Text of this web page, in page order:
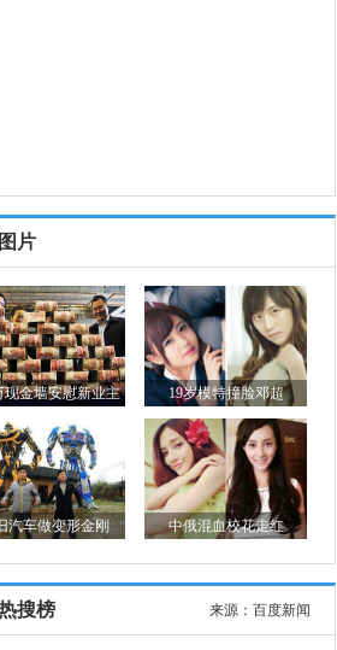
片
现金墙安慰新业主 19岁模特撞脸邓超
汽车做变形金刚 中俄混血校花走红
来源： 百度新闻
搜榜